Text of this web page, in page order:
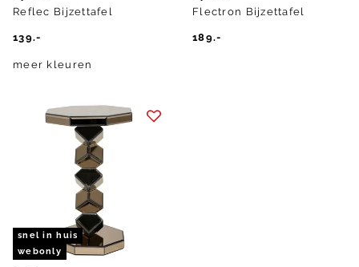
Reflec Bijzettafel
139.-
meer kleuren
Flectron Bijzettafel
189.-
snel in huis
webonly